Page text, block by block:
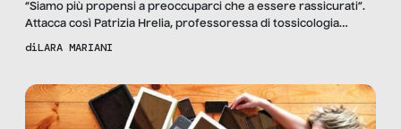
“Siamo più propensi a preoccuparci che a essere rassicurati”.
Attacca così Patrizia Hrelia, professoressa di tossicologia
presso l’Alma Mater Studiorum di Bologna, quando comincio a
e più fanno audience. E poi oggi […]
diLARA MARIANI